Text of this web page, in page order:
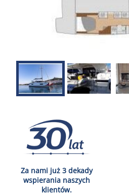
Za nami już 3 dekady
wspierania naszych
klientów.